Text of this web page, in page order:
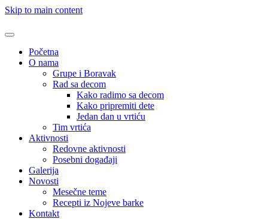
Skip to main content
Početna
O nama
Grupe i Boravak
Rad sa decom
Kako radimo sa decom
Kako pripremiti dete
Jedan dan u vrtiću
Tim vrtića
Aktivnosti
Redovne aktivnosti
Posebni događaji
Galerija
Novosti
Mesečne teme
Recepti iz Nojeve barke
Kontakt